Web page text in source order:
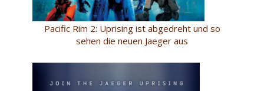
Pacific Rim 2: Uprising ist abgedreht und so
sehen die neuen Jaeger aus